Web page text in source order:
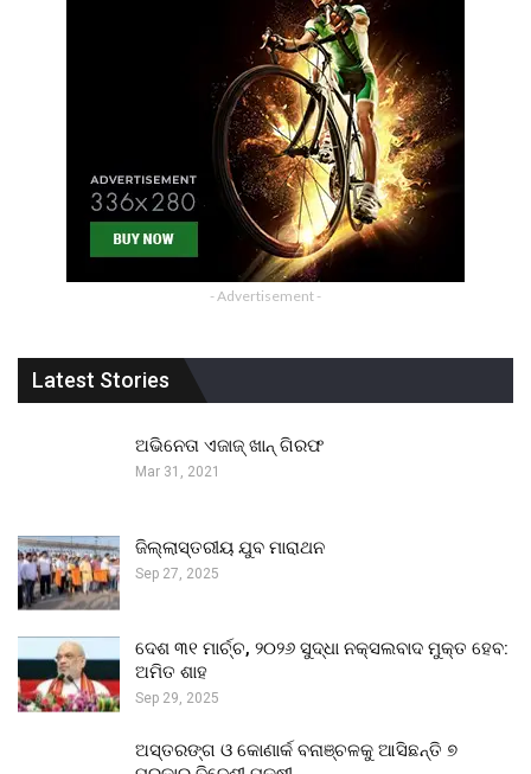
- Advertisement -
Latest Stories
ଅଭିନେତା ଏଜାଜ୍ ଖାନ୍ ଗିରଫ
Mar 31, 2021
ଜିଲ୍ଲାସ୍ତରୀୟ ଯୁବ ମାରାଥନ
Sep 27, 2025
ଦେଶ ୩୧ ମାର୍ଚ୍ଚ, ୨୦୨୬ ସୁଦ୍ଧା ନକ୍ସଲବାଦ ମୁକ୍ତ ହେବ:
ଅମିତ ଶାହ
Sep 29, 2025
ଅସ୍ତରଙ୍ଗ ଓ କୋଣାର୍କ ବନାଞ୍ଚଳକୁ ଆସିଛନ୍ତି ୭